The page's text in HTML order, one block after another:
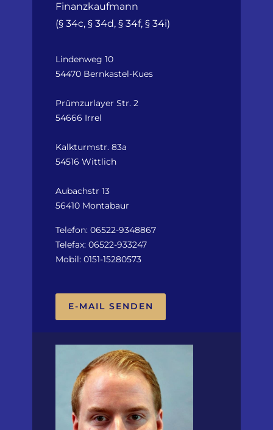
Finanzkaufmann
(§ 34c, § 34d, § 34f, § 34i)
Lindenweg 10
54470 Bernkastel-Kues
Prümzurlayer Str. 2
54666 Irrel
Kalkturmstr. 83a
54516 Wittlich
Aubachstr 13
56410 Montabaur
Telefon: 06522-9348867
Telefax: 06522-933247
Mobil: 0151-15280573
E-MAIL SENDEN